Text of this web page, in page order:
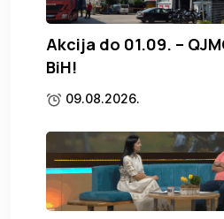
Akcija do 01.09. –
BiH!
09.08.2026.